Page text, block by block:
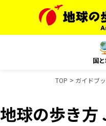
国
TOP ガイドブ
地球の歩き